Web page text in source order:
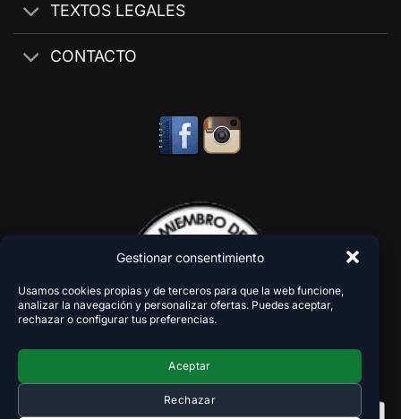
Gestionar consentimiento
Usamos cookies propias y de terceros para que la web funcione,
analizar la navegación y personalizar ofertas. Puedes aceptar,
rechazar o configurar tus preferencias.
Aceptar
Rechazar
TEXTOS LEGALES
CONTACTO